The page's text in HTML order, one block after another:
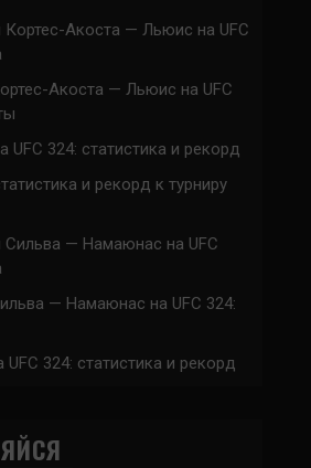
Кортес-Акоста — Льюис на UFC
Акоста — Льюис на UFC
UFC 324: статистика и рекорд
и рекорд к турниру
Сильва — Намаюнас на UFC
— Намаюнас на UFC 324:
324: статистика и рекорд